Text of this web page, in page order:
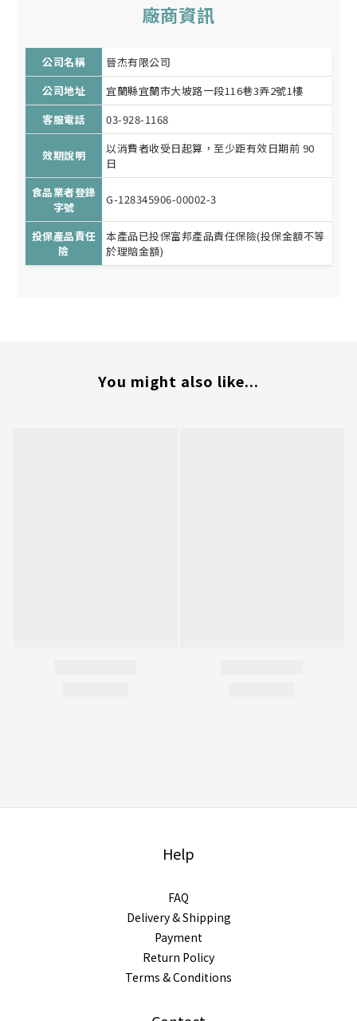
廠商資訊
公司名稱
晉杰有限公司
公司地址
宜蘭縣宜蘭市大坡路一段116巷3弄2號1樓
客服電話
03-928-1168
效期說明
以消費者收受日起算，至少距有效日期前 90
日
食品業者登錄
字號
G-128345906-00002-3
投保產品責任
險
本產品已投保富邦產品責任保險(投保金額不等
於理賠金額)
You might also like...
Help
FAQ
Delivery & Shipping
Payment
Return Policy
Terms & Conditions